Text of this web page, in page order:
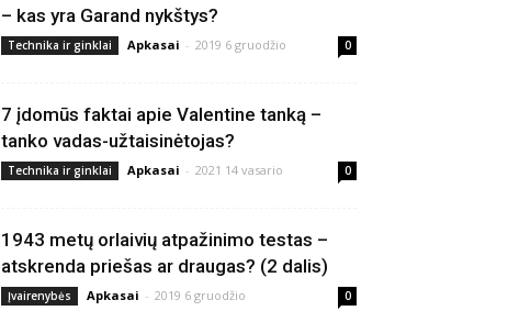
– kas yra Garand nykštys?
Technika ir ginklai Apkasai - 2019 6 gruodžio 0
7 įdomūs faktai apie Valentine tanką –
tanko vadas-užtaisinėtojas?
Technika ir ginklai Apkasai - 2021 14 vasario 0
1943 metų orlaivių atpažinimo testas –
atskrenda priešas ar draugas? (2 dalis)
Įvairenybės Apkasai - 2019 6 gruodžio 0